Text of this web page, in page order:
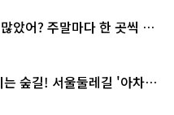
았어? 주말마다 한 곳씩 떠
숲길! 서울둘레길 '아차산